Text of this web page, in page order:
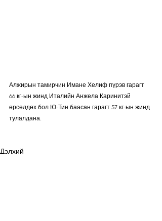
Алжирын тамирчин Имане Хелиф пүрэв гарагт
66 кг-ын жинд Италийн Анжела Каринитэй
өрсөлдөх бол Ю-Тин баасан гарагт 57 кг-ын жинд
тулалдана.
Дэлхий